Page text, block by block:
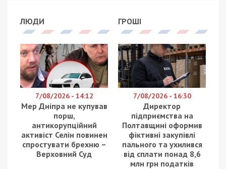
ЛЮДИ
7/08/2026 - 14:12
Мер Дніпра не купував
порш,
антикорупційний
активіст Селін повинен
спростувати брехню –
Верховний Суд
ГРОШІ
7/08/2026 - 16:30
Директор
підприємства на
Полтавщині оформив
фіктивні закупівлі
пального та ухилився
від сплати понад 8,6
млн грн податків